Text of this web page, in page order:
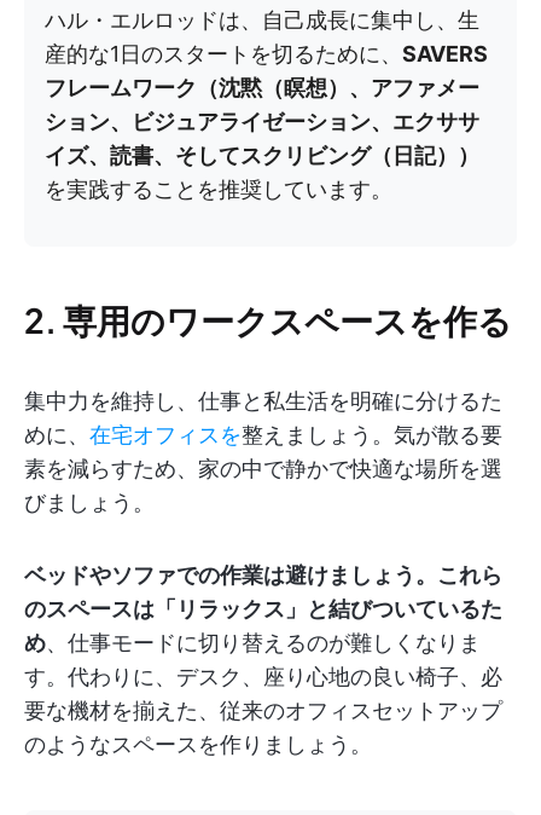
ハル・エルロッドは、自己成長に集中し、生
産的な1日のスタートを切るために、 SAVERS
フレームワーク（沈黙（瞑想）、アファメー
ション、ビジュアライゼーション、エクササ
イズ、読書、そしてスクリビング（日記））
を実践することを推奨しています。
2. 専用のワークスペースを作る
集中力を維持し、仕事と私生活を明確に分けるた
めに、 在宅オフィスを整えましょう。気が散る要
素を減らすため、家の中で静かで快適な場所を選
びましょう。
ベッドやソファでの作業は避けましょう。これら
のスペースは「リラックス」と結びついているた
め、仕事モードに切り替えるのが難しくなりま
す。代わりに、デスク、座り心地の良い椅子、必
要な機材を揃えた、従来のオフィスセットアップ
のようなスペースを作りましょう。